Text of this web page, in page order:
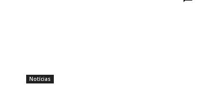
Notícias